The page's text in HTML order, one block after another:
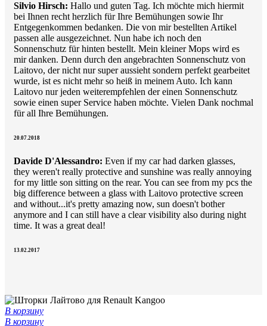
Silvio Hirsch: Hallo und guten Tag. Ich möchte mich hiermit
bei Ihnen recht herzlich für Ihre Bemühungen sowie Ihr
Entgegenkommen bedanken. Die von mir bestellten Artikel
passen alle ausgezeichnet. Nun habe ich noch den
Sonnenschutz für hinten bestellt. Mein kleiner Mops wird es
mir danken. Denn durch den angebrachten Sonnenschutz von
Laitovo, der nicht nur super aussieht sondern perfekt gearbeitet
wurde, ist es nicht mehr so heiß in meinem Auto. Ich kann
Laitovo nur jeden weiterempfehlen der einen Sonnenschutz
sowie einen super Service haben möchte. Vielen Dank nochmal
für all Ihre Bemühungen.
20.07.2018
Davide D'Alessandro: Even if my car had darken glasses,
they weren't really protective and sunshine was really annoying
for my little son sitting on the rear. You can see from my pcs the
big difference between a glass with Laitovo protective screen
and without...it's pretty amazing now, sun doesn't bother
anymore and I can still have a clear visibility also during night
time. It was a great deal!
13.02.2017
В корзину
В корзину